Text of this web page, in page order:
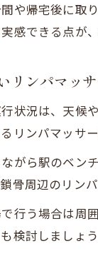
や帰宅後に取
感できる点が
リンパマッ
状況は、天候
リンパマッサ
がら駅のベン
骨周辺のリン
行う場合は周
検討しましょう